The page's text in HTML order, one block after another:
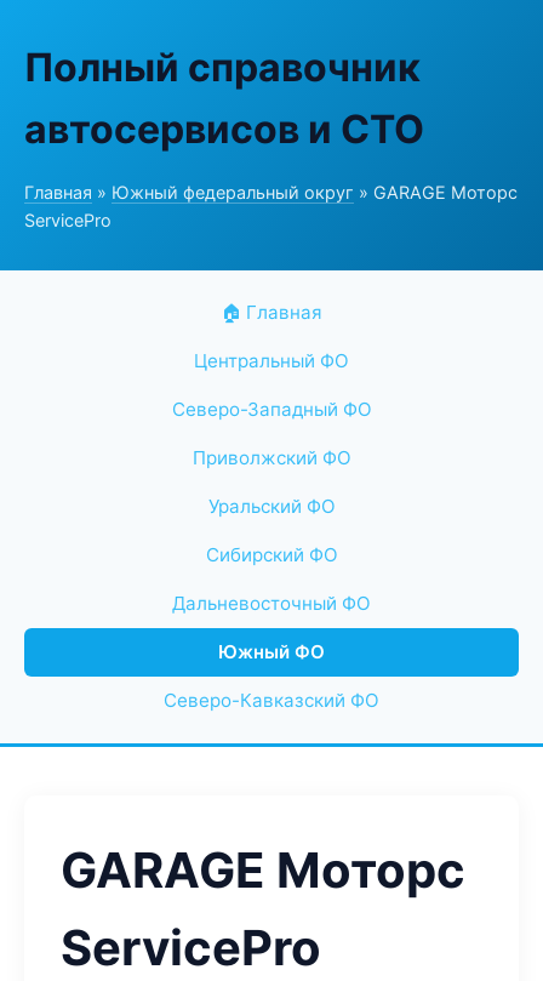
Полный справочник
автосервисов и СТО
Главная » Южный федеральный округ » GARAGE Моторс
ServicePro
🏠 Главная
Центральный ФО
Северо-Западный ФО
Приволжский ФО
Уральский ФО
Сибирский ФО
Дальневосточный ФО
Южный ФО
Северо-Кавказский ФО
GARAGE Моторс
ServicePro